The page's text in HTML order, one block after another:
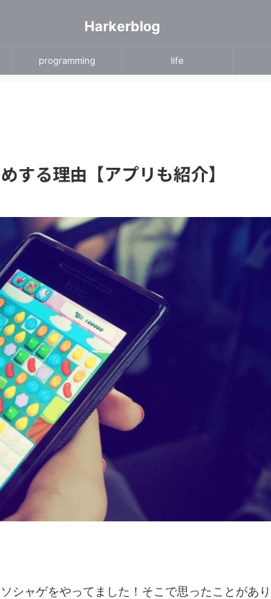
Harkerblog
programming life
する理由【アプリも紹介】
シャゲをやってました！そこで思ったことがあり